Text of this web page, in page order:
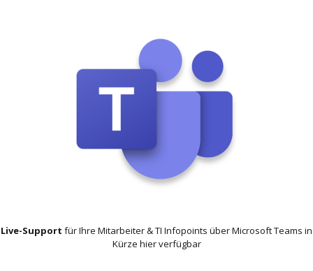
Live-Support für Ihre Mitarbeiter & TI Infopoints über Microsoft Teams in
Kürze hier verfügbar